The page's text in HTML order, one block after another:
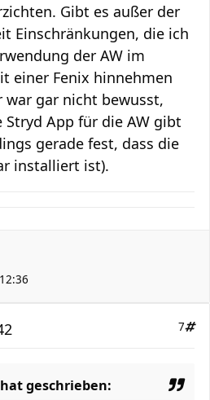
Gibt es außer der
Einschränkungen, die ich
der AW im
einer Fenix hinnehmen
war gar nicht bewusst,
Stryd App für die AW gibt
gerade fest, dass die
installiert ist).
7
geschrieben: